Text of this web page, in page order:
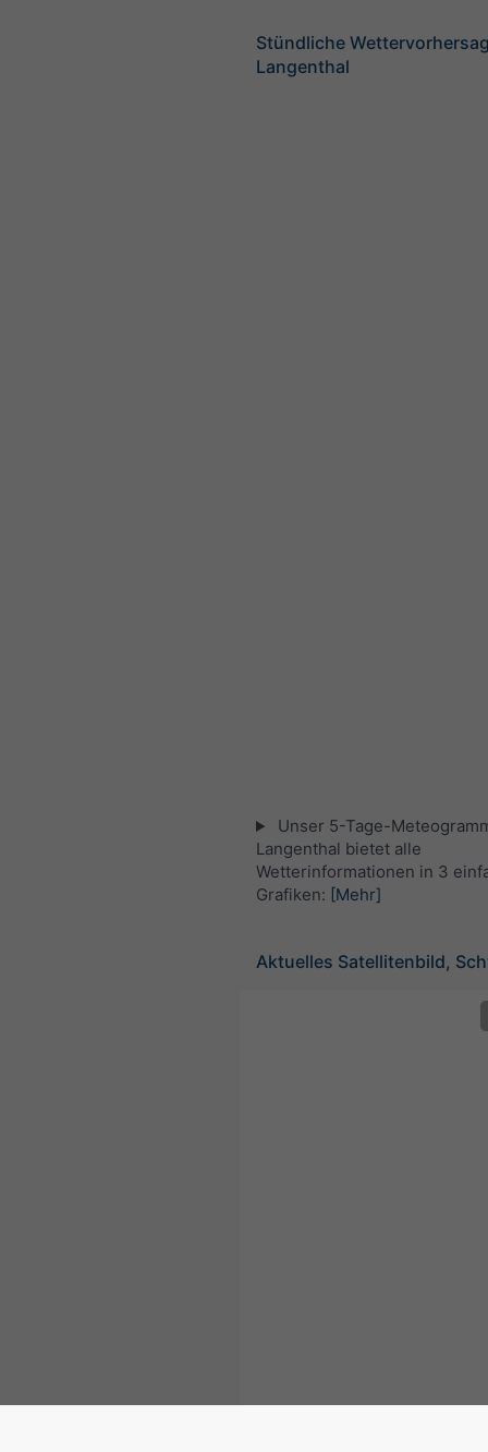
Stündliche
Langenthal
Unser 5-Tage-
Langenthal bietet alle
Wetterinformationen in 3
Grafiken: [Mehr]
Aktuelles Satellitenbild,